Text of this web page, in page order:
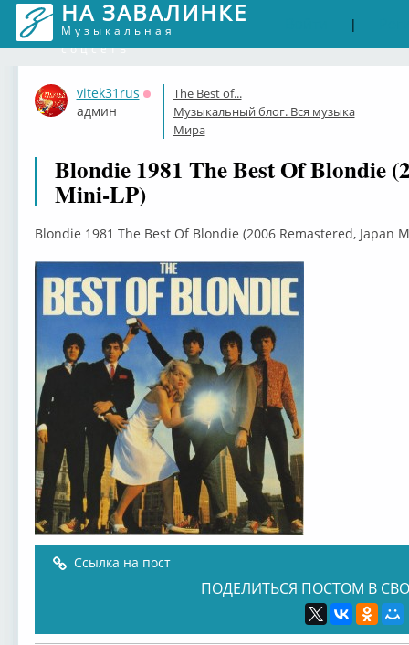
НА ЗАВАЛИНКЕ
Музыкальная
соцсеть
|
vitek31rus
Оффлайн
админ
The Best of...
Музыкальный блог. Вся музыка
Мира
Blondie 1981 The Best Of Blondie
Mini-LP)
Blondie 1981 The Best Of Blondie (2006 Remastered, Japan
Ссылка на пост
ПОДЕЛИТЬСЯ ПОСТОМ В